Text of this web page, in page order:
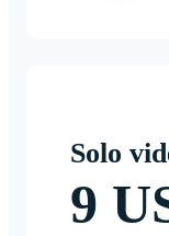
Solo
9